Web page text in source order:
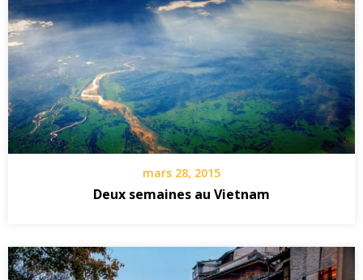
mars 28, 2015
Deux semaines au Vietnam